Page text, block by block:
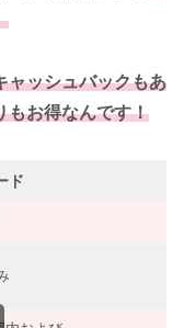
ャッシュバックもあ
もお得なんです！
ド